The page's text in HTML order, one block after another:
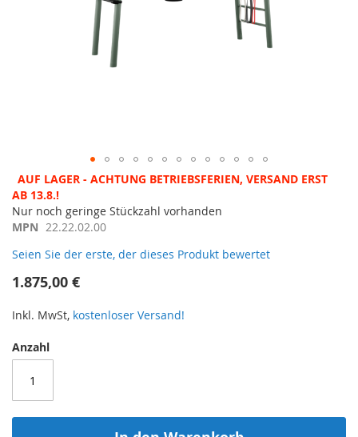
Zum
Anfang
der
Bildergalerie
AUF LAGER - ACHTUNG BETRIEBSFERIEN, VERSAND ERST
AB 13.8.!
Nur noch geringe Stückzahl vorhanden
MPN 22.22.02.00
Seien Sie der erste, der dieses Produkt bewertet
1.875,00 €
Inkl. MwSt, kostenloser Versand!
Anzahl